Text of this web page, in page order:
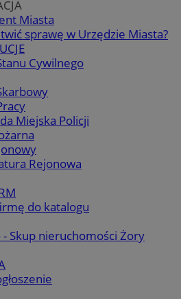
Miasta
sprawę w Urzędzie Miasta?
Cywilnego
Miejska Policji
Rejonowa
do katalogu
- Skup nieruchomości Żory